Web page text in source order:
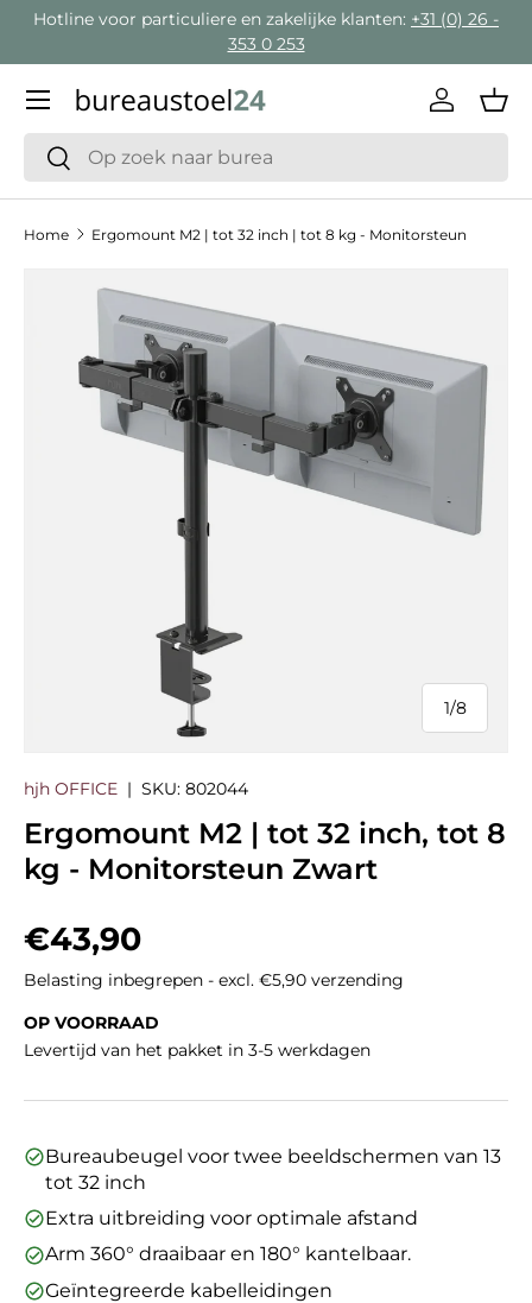
Hotline voor particuliere en zakelijke klanten: +31 (0) 26 -
353 0 253
Zoeken
Zoeken
Inloggen
Menu
Home Ergomount M2 | tot 32 inch | tot 8 kg - Monitorsteun
Ga direct naar productinformatie
1/
van
8
hjh OFFICE | SKU: 802044
Ergomount M2 | tot 32 inch, tot 8
kg - Monitorsteun Zwart
Reguliere prijs
€43,90
Belasting inbegrepen - excl. €5,90 verzending
OP VOORRAAD
Levertijd van het pakket in 3-5 werkdagen
Bureaubeugel voor twee beeldschermen van 13
tot 32 inch
Extra uitbreiding voor optimale afstand
Arm 360° draaibaar en 180° kantelbaar.
Geïntegreerde kabelleidingen